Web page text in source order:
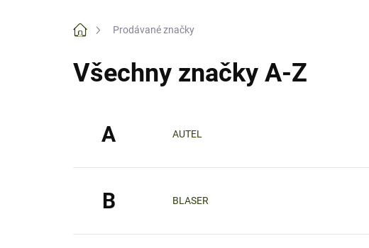
Domů Prodávané značky
Všechny značky A-Z
A AUTEL
B BLASER